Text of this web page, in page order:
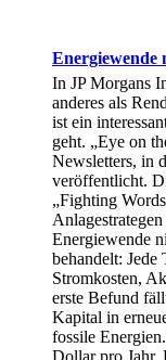
Energiewende
In JP Morgans
anderes als
ist ein
geht. „Eye on
Newsletters, in
veröffentlicht.
„Fighting
Energiewende
behandelt:
Stromkosten,
erste Befund
Kapital in
fossile
Dollar pro Jahr.